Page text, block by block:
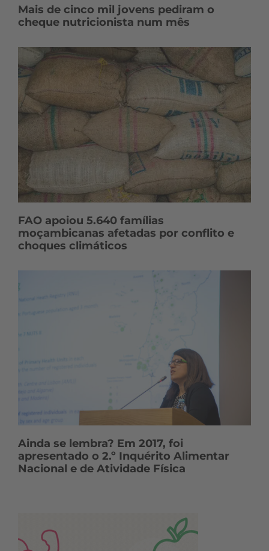
Mais de cinco mil jovens pediram o
cheque nutricionista num mês
FAO apoiou 5.640 famílias
moçambicanas afetadas por conflito e
choques climáticos
Ainda se lembra? Em 2017, foi
apresentado o 2.º Inquérito Alimentar
Nacional e de Atividade Física